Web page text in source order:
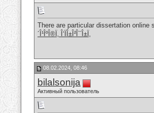
There are particular dissertation
´Î¹ÎºÎ®Ï‚ Î‘ÏÎ±Î²Î¯Î±Ï‚
08.02.2024, 08:46
bilalsonija
Активный пользователь